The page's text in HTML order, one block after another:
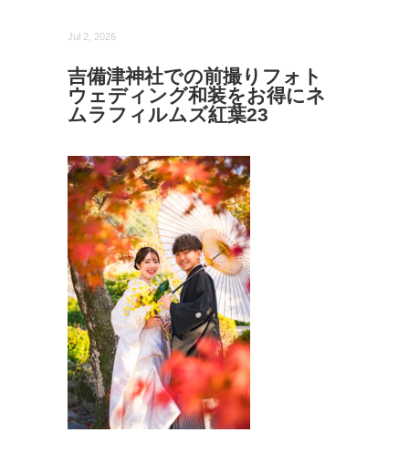
Jul 2, 2026
吉備津神社での前撮りフォト
ウェディング和装をお得にネ
ムラフィルムズ紅葉23